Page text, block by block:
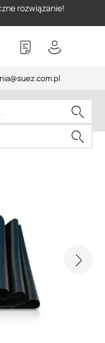
rozwiązanie!